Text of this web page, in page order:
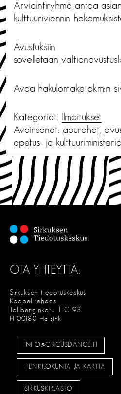
Arviointiryhmä antaa
kulttuuriviennin
Avustuksiin
sovelletaan
Avaa hakulomake okm:n
Kategoriat: Ilmoitukset
Avainsanat: apurahat,
opetus- ja kulttuuriministeriö
OTA YHTEYTTÄ:
Sirkuksen tiedotuskeskus
Kaapelitehdas
Tallberginkatu 1 C 93
FI-00180 Helsinki
INFO@CIRCUSDANCE.FI
HENKILÖKUNTA JA KARTTA
SIRKUSKIRJASTO